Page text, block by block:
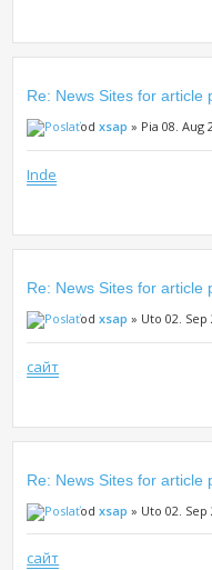
Re: News Sites for article
odxsap » Pia 08. Aug
Inde
Re: News Sites for article
odxsap » Uto 02. Sep
сайт
Re: News Sites for article
odxsap » Uto 02. Sep
сайт